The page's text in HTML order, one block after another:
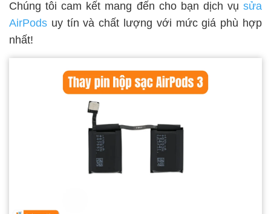
Chúng tôi cam kết mang đến cho bạn dịch vụ sửa
AirPods uy tín và chất lượng với mức giá phù hợp
nhất!